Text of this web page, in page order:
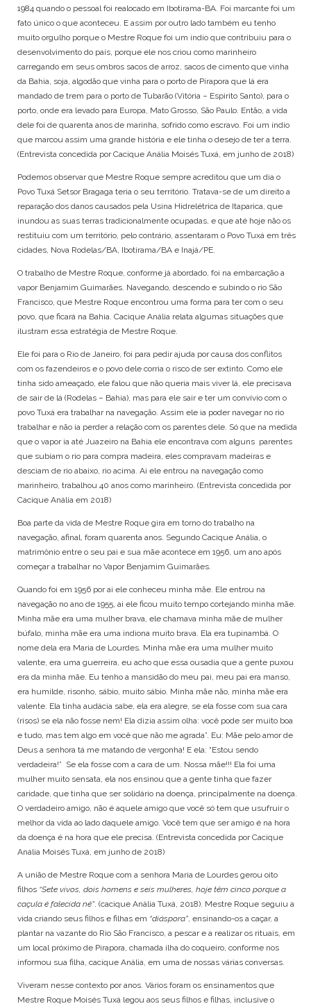
1984 quando o pessoal foi realocado em Ibotirama-BA. Foi marcante foi um
fato único o que aconteceu. E assim por outro lado também eu tenho
muito orgulho porque o Mestre Roque foi um índio que contribuiu para o
desenvolvimento do país, porque ele nos criou como marinheiro
carregando em seus ombros sacos de arroz, sacos de cimento que vinha
da Bahia, soja, algodão que vinha para o porto de Pirapora que lá era
mandado de trem para o porto de Tubarão (Vitória – Espirito Santo), para o
porto, onde era levado para Europa, Mato Grosso, São Paulo. Então, a vida
dele foi de quarenta anos de marinha, sofrido como escravo. Foi um índio
que marcou assim uma grande história e ele tinha o desejo de ter a terra.
(Entrevista concedida por Cacique Anália Moisés Tuxá, em junho de 2018)
Podemos observar que Mestre Roque sempre acreditou que um dia o
Povo Tuxá Setsor Bragaga teria o seu território. Tratava-se de um direito a
reparação dos danos causados pela Usina Hidrelétrica de Itaparica, que
inundou as suas terras tradicionalmente ocupadas, e que até hoje não os
restituiu com um território, pelo contrário, assentaram o Povo Tuxá em três
cidades, Nova Rodelas/BA, Ibotirama/BA e Inajá/PE.
O trabalho de Mestre Roque, conforme já abordado, foi na embarcação a
vapor Benjamim Guimarães. Navegando, descendo e subindo o rio São
Francisco, que Mestre Roque encontrou uma forma para ter com o seu
povo, que ficará na Bahia. Cacique Anália relata algumas situações que
ilustram essa estratégia de Mestre Roque.
Ele foi para o Rio de Janeiro, foi para pedir ajuda por causa dos conflitos
com os fazendeiros e o povo dele corria o risco de ser extinto. Como ele
tinha sido ameaçado, ele falou que não queria mais viver lá, ele precisava
de sair de lá (Rodelas – Bahia), mas para ele sair e ter um convívio com o
povo Tuxá era trabalhar na navegação. Assim ele ia poder navegar no rio
trabalhar e não ia perder a relação com os parentes dele. Só que na medida
que o vapor ia até Juazeiro na Bahia ele encontrava com alguns parentes
que subiam o rio para compra madeira, eles compravam madeiras e
desciam de rio abaixo, rio acima. Ai ele entrou na navegação como
marinheiro, trabalhou 40 anos como marinheiro. (Entrevista concedida por
Cacique Anália em 2018)
Boa parte da vida de Mestre Roque gira em torno do trabalho na
navegação, afinal, foram quarenta anos. Segundo Cacique Anália, o
matrimônio entre o seu pai e sua mãe acontece em 1956, um ano após
começar a trabalhar no Vapor Benjamim Guimarães.
Quando foi em 1956 por ai ele conheceu minha mãe. Ele entrou na
navegação no ano de 1955, ai ele ficou muito tempo cortejando minha mãe.
Minha mãe era uma mulher brava, ele chamava minha mãe de mulher
búfalo, minha mãe era uma indiona muito brava. Ela era tupinambá. O
nome dela era Maria de Lourdes. Minha mãe era uma mulher muito
valente, era uma guerreira, eu acho que essa ousadia que a gente puxou
era da minha mãe. Eu tenho a mansidão do meu pai, meu pai era manso,
era humilde, risonho, sábio, muito sábio. Minha mãe não, minha mãe era
valente. Ela tinha audácia sabe, ela era alegre, se ela fosse com sua cara
(risos) se ela não fosse nem! Ela dizia assim olha: você pode ser muito boa
e tudo, mas tem algo em você que não me agrada”. Eu: Mãe pelo amor de
Deus a senhora tá me matando de vergonha! E ela: “Estou sendo
verdadeira!” Se ela fosse com a cara de um. Nossa mãe!!! Ela foi uma
mulher muito sensata, ela nos ensinou que a gente tinha que fazer
caridade, que tinha que ser solidário na doença, principalmente na doença.
O verdadeiro amigo, não é aquele amigo que você só tem que usufruir o
melhor da vida ao lado daquele amigo. Você tem que ser amigo é na hora
da doença é na hora que ele precisa. (Entrevista concedida por Cacique
Anália Moisés Tuxá, em junho de 2018)
A união de Mestre Roque com a senhora Maria de Lourdes gerou oito
filhos “Sete vivos, dois homens e seis mulheres, hoje têm cinco porque a
caçula é falecida né”. (cacique Anália Tuxá, 2018). Mestre Roque seguiu a
vida criando seus filhos e filhas em “diáspora”, ensinando-os a caçar, a
plantar na vazante do Rio São Francisco, a pescar e a realizar os rituais, em
um local próximo de Pirapora, chamada ilha do coqueiro, conforme nos
informou sua filha, cacique Anália, em uma de nossas várias conversas.
Viveram nesse contexto por anos. Vários foram os ensinamentos que
Mestre Roque Moisés Tuxá legou aos seus filhos e filhas, inclusive o